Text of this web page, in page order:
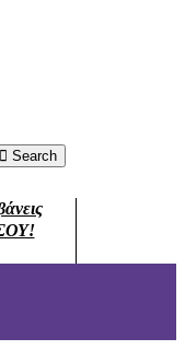
Search